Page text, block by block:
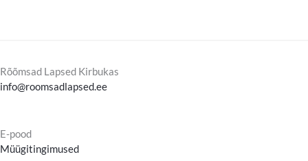
Rõõmsad Lapsed Kirbukas
info@roomsadlapsed.ee
E-pood
Müügitingimused